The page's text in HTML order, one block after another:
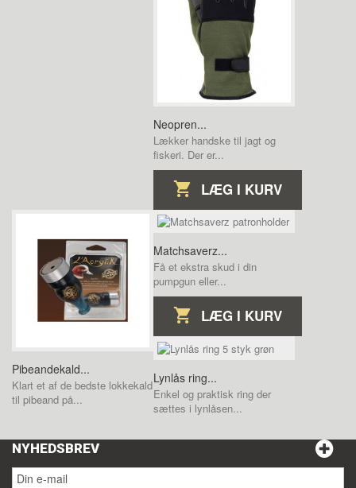
Neopren...
Lækker handske til jagt og
fiskeri. Der er...
LÆG I KURV
Pibeandekald...
Klart et af de bedste lokkekald
til pibeand på...
Matchsaverz...
Få et ekstra skud i din
pumpgun eller...
LÆG I KURV
Lynlås ring...
Enkel og praktisk ring der
sættes i lynlåsen...
NYHEDSBREV